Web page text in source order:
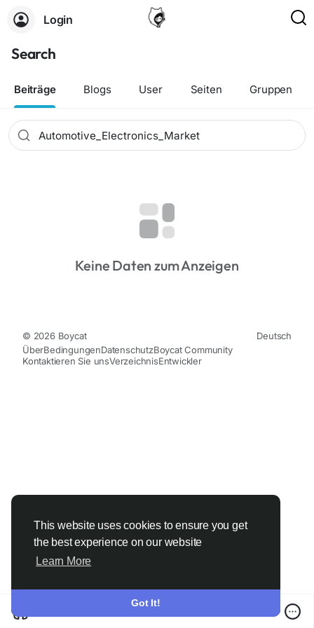
This website uses cookies to ensure you get
the best experience on our website
Learn More
Got It!
Login
Search
Beiträge Blogs User Seiten Gruppen
Keine Daten zum Anzeigen
© 2026 Boycat
Deutsch
ÜberBedingungenDatenschutzBoycat Community
Kontaktieren Sie unsVerzeichnisEntwickler